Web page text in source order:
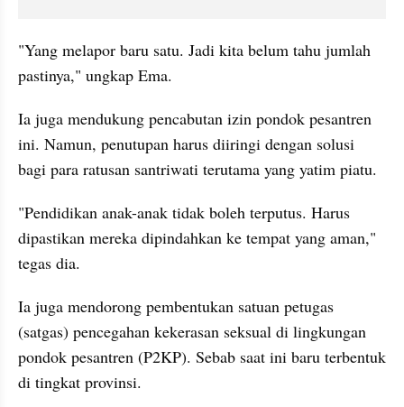
"Yang melapor baru satu. Jadi kita belum tahu jumlah
pastinya," ungkap Ema.
Ia juga mendukung pencabutan izin pondok pesantren
ini. Namun, penutupan harus diiringi dengan solusi
bagi para ratusan santriwati terutama yang yatim piatu.
"Pendidikan anak-anak tidak boleh terputus. Harus
dipastikan mereka dipindahkan ke tempat yang aman,"
tegas dia.
Ia juga mendorong pembentukan satuan petugas
(satgas) pencegahan kekerasan seksual di lingkungan
pondok pesantren (P2KP). Sebab saat ini baru terbentuk
di tingkat provinsi.